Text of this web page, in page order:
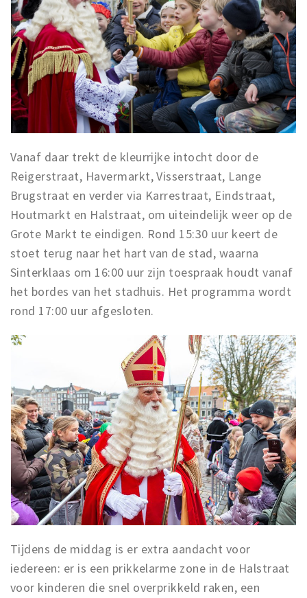
Agenda
Bezienswaardigheden
Musea, theaters & podia
Uitjes & activiteiten
Studentenroutes
Natuurgebieden
Eten
Drinken
Slapen
Recreatief
Winkels
Winkelgebieden
Deals
Vanaf daar trekt de kleurrijke intocht door de
Reigerstraat, Havermarkt, Visserstraat, Lange
Brugstraat en verder via Karrestraat, Eindstraat,
Houtmarkt en Halstraat, om uiteindelijk weer op de
Grote Markt te eindigen. Rond 15:30 uur keert de
stoet terug naar het hart van de stad, waarna
Sinterklaas om 16:00 uur zijn toespraak houdt vanaf
het bordes van het stadhuis. Het programma wordt
rond 17:00 uur afgesloten.
Tijdens de middag is er extra aandacht voor
iedereen: er is een prikkelarme zone in de Halstraat
voor kinderen die snel overprikkeld raken, een